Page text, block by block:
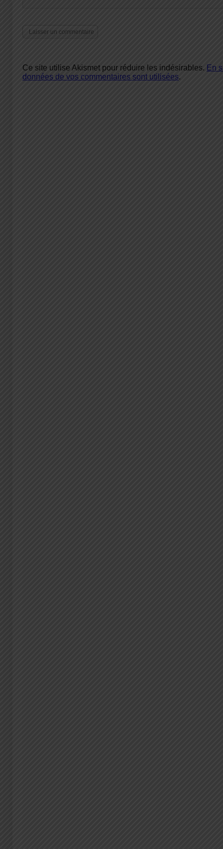
Ce site utilise Akismet pour réduire les indésirables. En
données de vos commentaires sont utilisées.